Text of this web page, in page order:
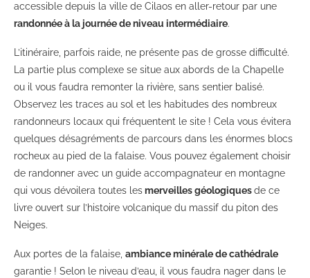
accessible depuis la ville de Cilaos en aller-retour par une
randonnée à la journée de niveau intermédiaire.
L’itinéraire, parfois raide, ne présente pas de grosse difficulté.
La partie plus complexe se situe aux abords de la Chapelle
ou il vous faudra remonter la rivière, sans sentier balisé.
Observez les traces au sol et les habitudes des nombreux
randonneurs locaux qui fréquentent le site ! Cela vous évitera
quelques désagréments de parcours dans les énormes blocs
rocheux au pied de la falaise. Vous pouvez également choisir
de randonner avec un guide accompagnateur en montagne
qui vous dévoilera toutes lesmerveilles géologiquesde ce
livre ouvert sur l’histoire volcanique du massif du piton des
Neiges.
Aux portes de la falaise, ambiance minérale de cathédrale
garantie ! Selon le niveau d’eau, il vous faudra nager dans le